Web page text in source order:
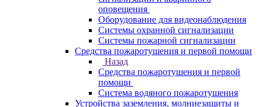
оповещения
Оборудование для видеонаблюдения
Системы охранной сигнализации
Системы пожарной сигнализации
Средства пожаротушения и первой помощи
Назад
Средства пожаротушения и первой
помощи
Система водяного пожаротушения
Устройства заземления, молниезащиты и